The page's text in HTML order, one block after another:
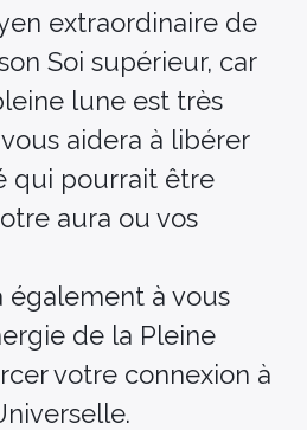
extraordinaire de
Soi supérieur, car
lune est très
aidera à libérer
qui pourrait être
aura ou vos
également à vous
de la Pleine
votre connexion à